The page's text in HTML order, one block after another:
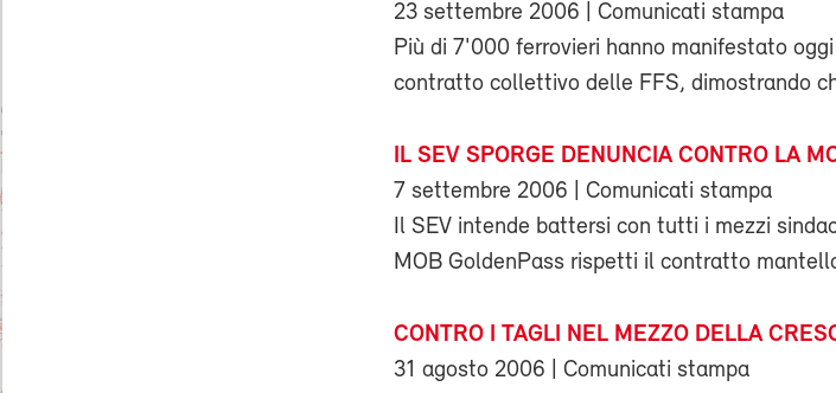
23 settembre 2006 | Comunicati stampa
Più di 7'000 ferrovieri hanno manifestato
contratto collettivo delle FFS, dimostrando
IL SEV SPORGE DENUNCIA CONTRO LA
7 settembre 2006 | Comunicati stampa
Il SEV intende battersi con tutti i mezzi
MOB GoldenPass rispetti il contratto
CONTRO I TAGLI NEL MEZZO DELLA
31 agosto 2006 | Comunicati stampa